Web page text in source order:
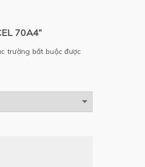
70A4”
trường bắt buộc được